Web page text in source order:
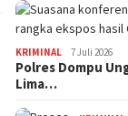
KRIMINAL 7 Juli 2026
Polres Dompu
Lima…